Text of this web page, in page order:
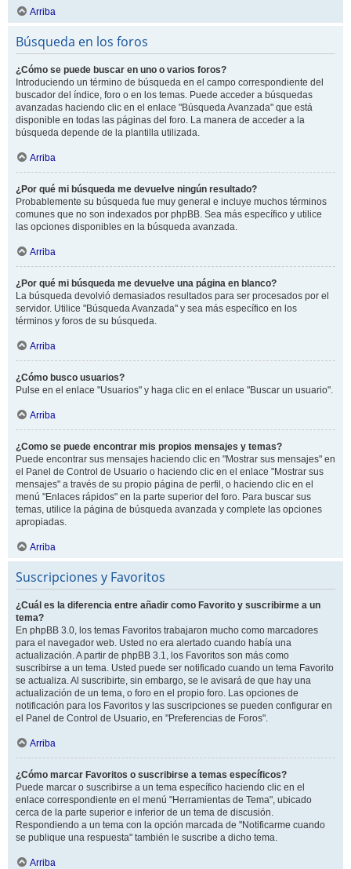
Arriba
Búsqueda en los foros
¿Cómo se puede buscar en uno o varios foros?
Introduciendo un término de búsqueda en el campo correspondiente del
buscador del índice, foro o en los temas. Puede acceder a búsquedas
avanzadas haciendo clic en el enlace "Búsqueda Avanzada" que está
disponible en todas las páginas del foro. La manera de acceder a la
búsqueda depende de la plantilla utilizada.
Arriba
¿Por qué mi búsqueda me devuelve ningún resultado?
Probablemente su búsqueda fue muy general e incluye muchos términos
comunes que no son indexados por phpBB. Sea más específico y utilice
las opciones disponibles en la búsqueda avanzada.
Arriba
¿Por qué mi búsqueda me devuelve una página en blanco?
La búsqueda devolvió demasiados resultados para ser procesados por el
servidor. Utilice "Búsqueda Avanzada" y sea más específico en los
términos y foros de su búsqueda.
Arriba
¿Cómo busco usuarios?
Pulse en el enlace "Usuarios" y haga clic en el enlace "Buscar un usuario".
Arriba
¿Como se puede encontrar mis propios mensajes y temas?
Puede encontrar sus mensajes haciendo clic en "Mostrar sus mensajes" en
el Panel de Control de Usuario o haciendo clic en el enlace "Mostrar sus
mensajes" a través de su propio página de perfil, o haciendo clic en el
menú "Enlaces rápidos" en la parte superior del foro. Para buscar sus
temas, utilice la página de búsqueda avanzada y complete las opciones
apropiadas.
Arriba
Suscripciones y Favoritos
¿Cuál es la diferencia entre añadir como Favorito y suscribirme a un
tema?
En phpBB 3.0, los temas Favoritos trabajaron mucho como marcadores
para el navegador web. Usted no era alertado cuando había una
actualización. A partir de phpBB 3.1, los Favoritos son más como
suscribirse a un tema. Usted puede ser notificado cuando un tema Favorito
se actualiza. Al suscribirte, sin embargo, se le avisará de que hay una
actualización de un tema, o foro en el propio foro. Las opciones de
notificación para los Favoritos y las suscripciones se pueden configurar en
el Panel de Control de Usuario, en "Preferencias de Foros".
Arriba
¿Cómo marcar Favoritos o suscribirse a temas específicos?
Puede marcar o suscribirse a un tema específico haciendo clic en el
enlace correspondiente en el menú "Herramientas de Tema", ubicado
cerca de la parte superior e inferior de un tema de discusión.
Respondiendo a un tema con la opción marcada de "Notificarme cuando
se publique una respuesta" también le suscribe a dicho tema.
Arriba